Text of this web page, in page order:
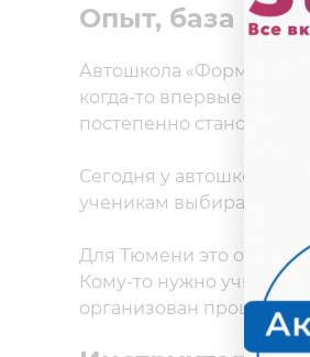
Опыт, база и
Автошкола «Формула»
когда-то впервые
постепенно
Сегодня у автошколы
ученикам выбирать
Для Тюмени это
Кому-то нужно учиться
организован процесс,